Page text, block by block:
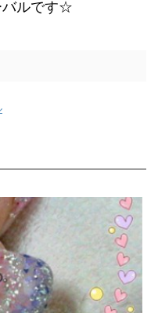
バルです☆